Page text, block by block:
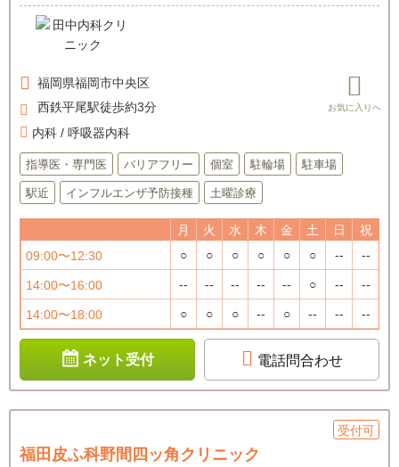
福岡県福岡市中央区
西鉄平尾駅徒歩約3分
内科 / 呼吸器内科
指導医・専門医 バリアフリー 個室 駐輪場 駐車場
駅近 インフルエンザ予防接種 土曜診療
月 火 水 木 金 土 日
祝
09:00〜12:30
○ ○ ○ ○ ○ ○ -- --
14:00〜16:00 -- -- -- -- -- ○ -- --
14:00〜18:00 ○ ○ ○ -- ○ -- -- --
ネット受付 電話問合わせ
受付可
福田皮ふ科野間四ッ角クリニック